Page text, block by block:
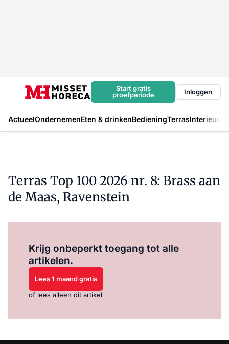
Start gratis
proefperiode
Inloggen
ActueelOndernemenEten & drinkenBedieningTerrasInterieur
Terras Top 100 2026 nr. 8: Brass aan
de Maas, Ravenstein
Krijg onbeperkt toegang tot alle
artikelen.
Lees 1 maand gratis
of lees alleen dit artikel